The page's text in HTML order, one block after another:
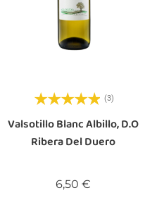
(3)
Valsotillo Blanc Albillo, D.O
Ribera Del Duero
6,50 €